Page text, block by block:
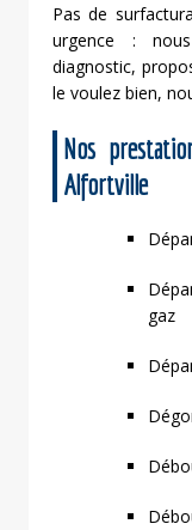
Pas de
urgence :
diagnostic,
le voulez bien,
Nos
Alfortville
gaz